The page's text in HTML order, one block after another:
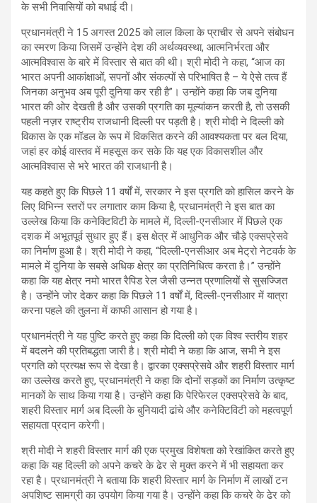
के सभी निवासियों को बधाई दी।
प्रधानमंत्री ने 15 अगस्त 2025 को लाल किला के प्राचीर से अपने संबोधन
का स्मरण किया जिसमें उन्होंने देश की अर्थव्यवस्था, आत्मनिर्भरता और
आत्मविश्वास के बारे में विस्तार से बात की थी। श्री मोदी ने कहा, “आज का
भारत अपनी आकांक्षाओं, सपनों और संकल्पों से परिभाषित है – ये ऐसे तत्व हैं
जिनका अनुभव अब पूरी दुनिया कर रही है”। उन्होंने कहा कि जब दुनिया
भारत की ओर देखती है और उसकी प्रगति का मूल्यांकन करती है, तो उसकी
पहली नज़र राष्ट्रीय राजधानी दिल्ली पर पड़ती है। श्री मोदी ने दिल्ली को
विकास के एक मॉडल के रूप में विकसित करने की आवश्यकता पर बल दिया,
जहां हर कोई वास्तव में महसूस कर सके कि यह एक विकासशील और
आत्मविश्वास से भरे भारत की राजधानी है।
यह कहते हुए कि पिछले 11 वर्षों में, सरकार ने इस प्रगति को हासिल करने के
लिए विभिन्न स्तरों पर लगातार काम किया है, प्रधानमंत्री ने इस बात का
उल्लेख किया कि कनेक्टिविटी के मामले में, दिल्ली-एनसीआर में पिछले एक
दशक में अभूतपूर्व सुधार हुए हैं। इस क्षेत्र में आधुनिक और चौड़े एक्सप्रेसवे
का निर्माण हुआ है। श्री मोदी ने कहा, “दिल्ली-एनसीआर अब मेट्रो नेटवर्क के
मामले में दुनिया के सबसे अधिक क्षेत्र का प्रतिनिधित्व करता है।” उन्होंने
कहा कि यह क्षेत्र नमो भारत रैपिड रेल जैसी उन्नत प्रणालियों से सुसज्जित
है। उन्होंने जोर देकर कहा कि पिछले 11 वर्षों में, दिल्ली-एनसीआर में यात्रा
करना पहले की तुलना में काफी आसान हो गया है।
प्रधानमंत्री ने यह पुष्टि करते हुए कहा कि दिल्ली को एक विश्व स्तरीय शहर
में बदलने की प्रतिबद्धता जारी है। श्री मोदी ने कहा कि आज, सभी ने इस
प्रगति को प्रत्यक्ष रूप से देखा है। द्वारका एक्सप्रेसवे और शहरी विस्तार मार्ग
का उल्लेख करते हुए, प्रधानमंत्री ने कहा कि दोनों सड़कों का निर्माण उत्कृष्ट
मानकों के साथ किया गया है। उन्होंने कहा कि पेरिफेरल एक्सप्रेसवे के बाद,
शहरी विस्तार मार्ग अब दिल्ली के बुनियादी ढांचे और कनेक्टिविटी को महत्वपूर्ण
सहायता प्रदान करेगी।
श्री मोदी ने शहरी विस्तार मार्ग की एक प्रमुख विशेषता को रेखांकित करते हुए
कहा कि यह दिल्ली को अपने कचरे के ढेर से मुक्त करने में भी सहायता कर
रहा है। प्रधानमंत्री ने बताया कि शहरी विस्तार मार्ग के निर्माण में लाखों टन
अपशिष्ट सामग्री का उपयोग किया गया है। उन्होंने कहा कि कचरे के ढेर को